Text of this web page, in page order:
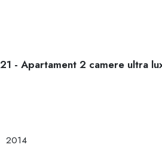
- Apartament 2 camere ultra
2014